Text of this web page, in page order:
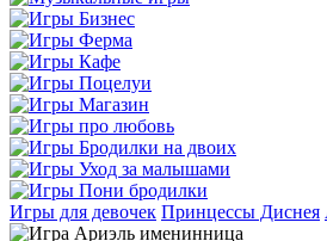
Игры для девочек Принцессы Диснея